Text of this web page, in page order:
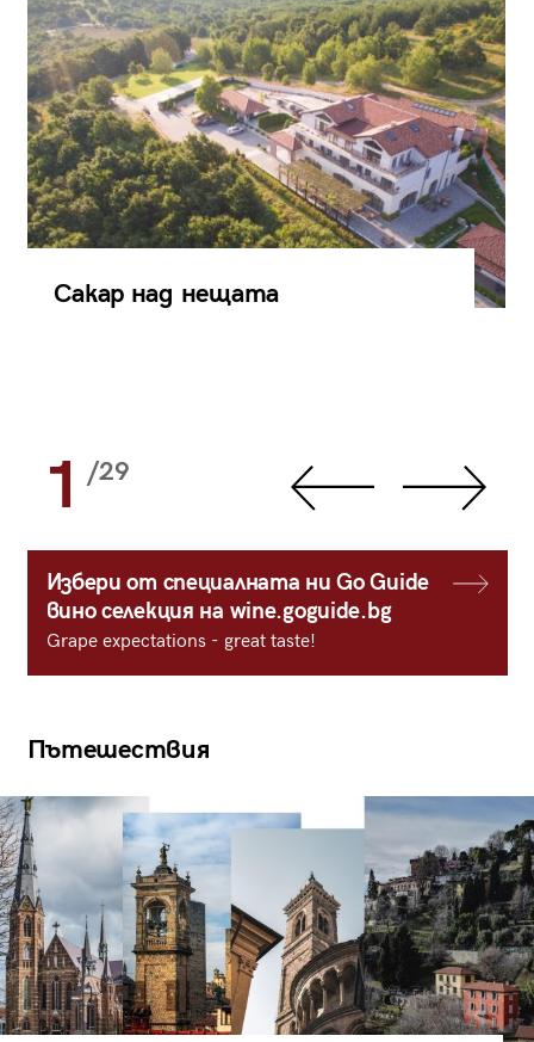
Сакар над нещата
1 /29
Избери от специалната ни Go Guide
вино селекция на wine.goguide.bg
Grape expectations - great taste!
Пътешествия